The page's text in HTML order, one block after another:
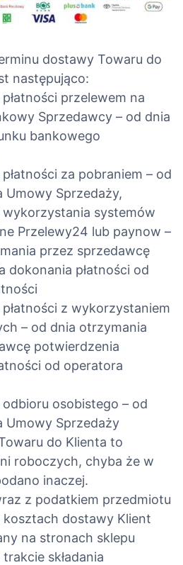
dostawy Towaru do
następująco:
przelewem na
Sprzedawcy – od dnia
bankowego
za pobraniem – od
Umowy Sprzedaży,
systemów
Przelewy24 lub paynow –
przez sprzedawcę
dokonania płatności od
z wykorzystaniem
– od dnia otrzymania
potwierdzenia
od operatora
osobistego – od
Umowy Sprzedaży
do Klienta to
roboczych, chyba że w
inaczej.
z podatkiem przedmiotu
kosztach dostawy Klient
na stronach sklepu
składania